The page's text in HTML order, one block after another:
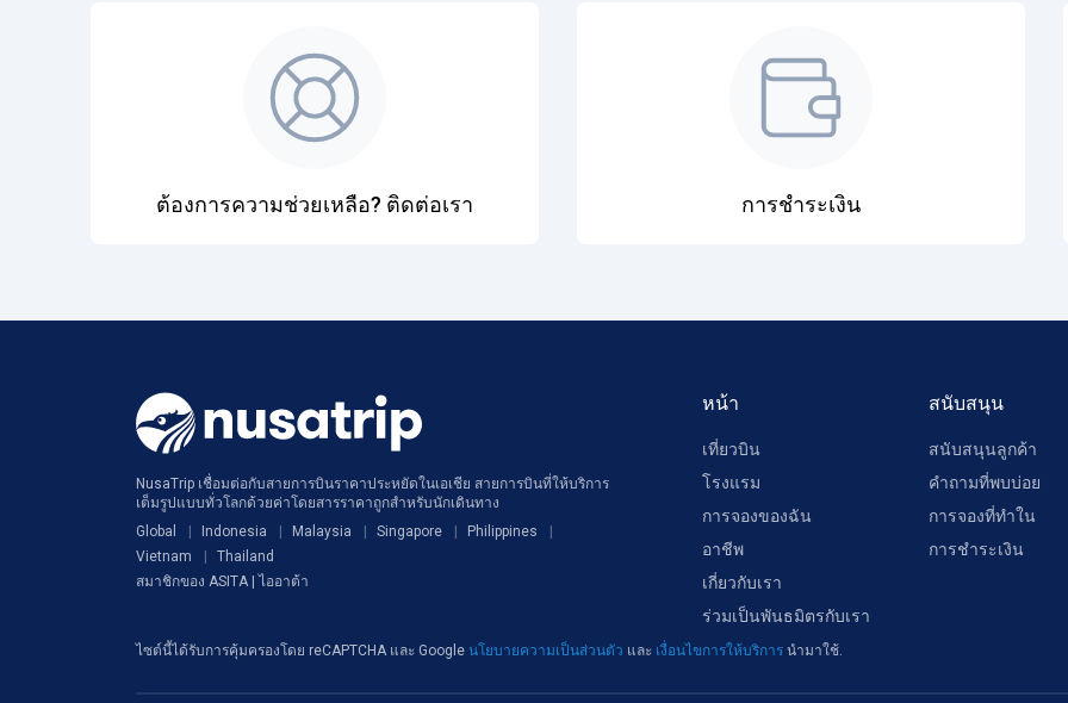
ต้องการความช่วยเหลือ? ติดต่อเรา การชำระเงิน
NusaTrip เชื่อมต่อกับสายการบินราคาประหยัดในเอเชีย สายการบินที่ให้บริการ
เต็มรูปแบบทั่วโลกด้วยค่าโดยสารราคาถูกสำหรับนักเดินทาง
Global
Indonesia Malaysia Singapore
Philippines
Vietnam
Thailand
สมาชิกของ ASITA | ไออาต้า
หน้า
เที่ยวบิน
โรงแรม
การจองของฉัน
อาชีพ
เกี่ยวกับเรา
ร่วมเป็นพันธมิตรกับเรา
สนับสนุน
สนับสนุนลูกค้า
คำถามที่พบบ่อย
การจองที่ทำใน
การชำระเงิน
ไซต์นี้ได้รับการคุ้มครองโดย reCAPTCHA และ Google นโยบายความเป็นส่วนตัว และ เงื่อนไขการให้บริการ นำมาใช้.